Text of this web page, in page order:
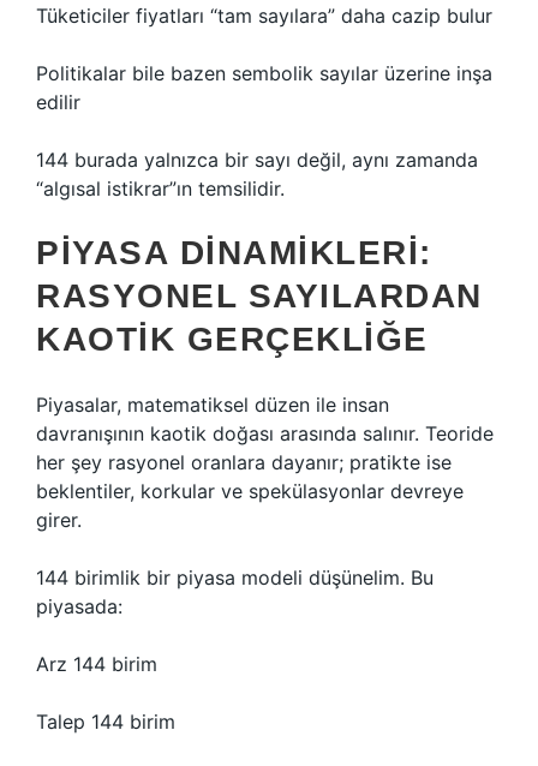
Tüketiciler fiyatları “tam sayılara” daha cazip bulur
Politikalar bile bazen sembolik sayılar üzerine inşa
edilir
144 burada yalnızca bir sayı değil, aynı zamanda
“algısal istikrar”ın temsilidir.
PIYASA DINAMIKLERI:
RASYONEL SAYILARDAN
KAOTIK GERÇEKLIĞE
Piyasalar, matematiksel düzen ile insan
davranışının kaotik doğası arasında salınır. Teoride
her şey rasyonel oranlara dayanır; pratikte ise
beklentiler, korkular ve spekülasyonlar devreye
girer.
144 birimlik bir piyasa modeli düşünelim. Bu
piyasada:
Arz 144 birim
Talep 144 birim